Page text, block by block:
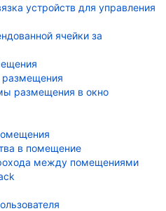
устройств для управления
ячейки за
размещения в окно
в помещение
между помещениями